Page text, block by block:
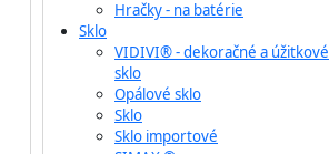
Hračky - na batérie
Sklo
VIDIVI® - dekoračné a úžitkové
sklo
Opálové sklo
Sklo
Sklo importové